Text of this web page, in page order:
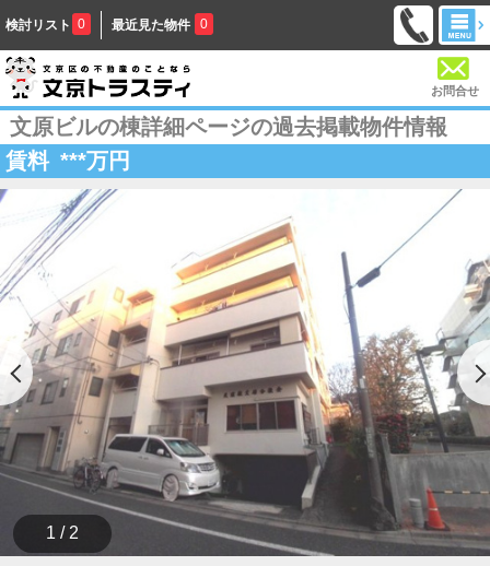
検討リスト 0 最近見た物件 0
お問合せ
文原ビルの棟詳細ページの過去掲載物件情報
賃料 ***万円
1 / 2